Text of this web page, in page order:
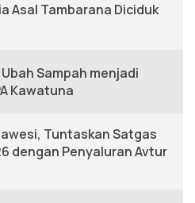
Asal Tambarana Diciduk
Sampah menjadi
Kawatuna
Tuntaskan Satgas
dengan Penyaluran Avtur